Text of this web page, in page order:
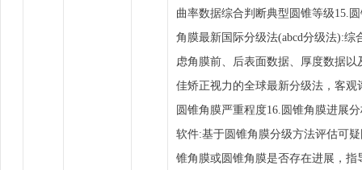
曲率数据综合判断典型圆锥等级15.
角膜最新国际分级法(abcd分级法):综
虑角膜前、后表面数据、厚度数据以
佳矫正视力的全球最新分级法，客观
圆锥角膜严重程度16.圆锥角膜进展
软件:基于圆锥角膜分级方法评估可
锥角膜或圆锥角膜是否存在进展，指